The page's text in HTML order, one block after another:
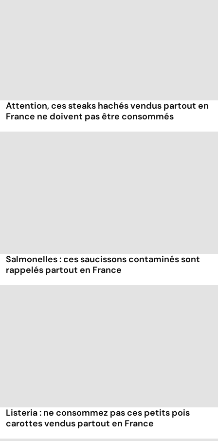
Attention, ces steaks hachés vendus partout en
France ne doivent pas être consommés
Salmonelles : ces saucissons contaminés sont
rappelés partout en France
Listeria : ne consommez pas ces petits pois
carottes vendus partout en France